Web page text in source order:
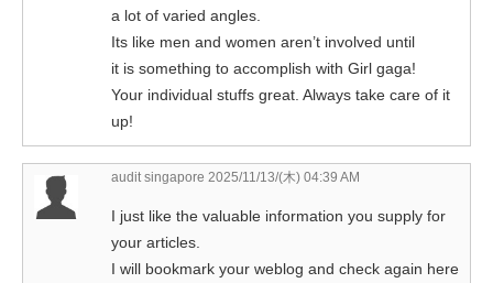
a lot of varied angles.
Its like men and women aren’t involved until
it is something to accomplish with Girl gaga!
Your individual stuffs great. Always take care of it
up!
audit singapore 2025/11/13/(木) 04:39 AM
I just like the valuable information you supply for
your articles.
I will bookmark your weblog and check again here